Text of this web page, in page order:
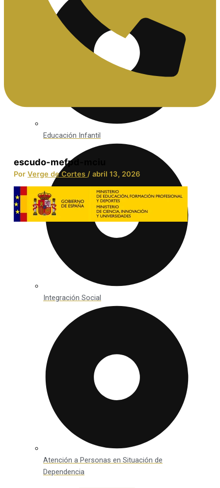
Educación Infantil
Integración Social
Atención a Personas en Situación de
Dependencia
escudo-mefpd-mciu
Por Verge de Cortes / abril 13, 2026